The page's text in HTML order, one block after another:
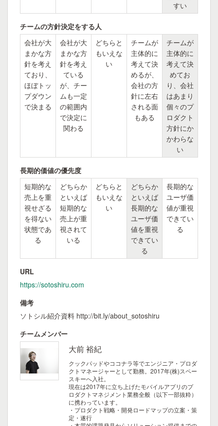
すい
チームの方針決定をする人
会社が大
まかな方
針を考え
ており、
ほぼトッ
プダウン
で決まる
会社が大
まかな方
針を考え
ている
が、チー
ムも一定
の範囲内
で決定に
関わる
どちらと
もいえな
い
チームが
主体的に
考えて決
めるが、
会社の方
針に左右
される面
もある
チームが
主体的に
考えて決
めてお
り、会社
はあまり
個々のプ
ロダクト
方針にか
かわらな
い
長期的価値の優先度
短期的な
売上を重
視せざる
を得ない
状態であ
る
どちらか
といえば
短期的な
売上が重
視されて
いる
どちらと
もいえな
い
どちらか
といえば
長期的な
ユーザ価
値を重視
できてい
る
長期的な
ユーザ価
値が重視
できてい
る
URL
https://sotoshiru.com
備考
ソトシル紹介資料 http://bit.ly/about_sotoshiru
チームメンバー
大前 裕紀
クックパッドやココナラ等でエンジニア・プロダ
クトマネージャーとして勤務。2017年(株)スペー
スキーへ入社。
現在は2017年に立ち上げたモバイルアプリのプ
ロダクトマネジメント業務全般（以下一部抜粋）
に携わっています。
・プロダクト戦略・開発ロードマップの立案・策
定・遂行